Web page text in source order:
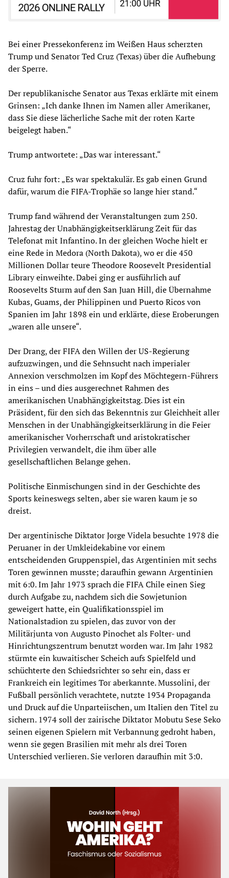
Bei einer Pressekonferenz im Weißen Haus scherzten
Trump und Senator Ted Cruz (Texas) über die Aufhebung
der Sperre.
Der republikanische Senator aus Texas erklärte mit einem
Grinsen: „Ich danke Ihnen im Namen aller Amerikaner,
dass Sie diese lächerliche Sache mit der roten Karte
beigelegt haben.“
Trump antwortete: „Das war interessant.“
Cruz fuhr fort: „Es war spektakulär. Es gab einen Grund
dafür, warum die FIFA-Trophäe so lange hier stand.“
Trump fand während der Veranstaltungen zum 250.
Jahrestag der Unabhängigkeitserklärung Zeit für das
Telefonat mit Infantino. In der gleichen Woche hielt er
eine Rede in Medora (North Dakota), wo er die 450
Millionen Dollar teure Theodore Roosevelt Presidential
Library einweihte. Dabei ging er ausführlich auf
Roosevelts Sturm auf den San Juan Hill, die Übernahme
Kubas, Guams, der Philippinen und Puerto Ricos von
Spanien im Jahr 1898 ein und erklärte, diese Eroberungen
„waren alle unsere“.
Der Drang, der FIFA den Willen der US-Regierung
aufzuzwingen, und die Sehnsucht nach imperialer
Annexion verschmolzen im Kopf des Möchtegern-Führers
in eins – und dies ausgerechnet Rahmen des
amerikanischen Unabhängigkeitstag. Dies ist ein
Präsident, für den sich das Bekenntnis zur Gleichheit aller
Menschen in der Unabhängigkeitserklärung in die Feier
amerikanischer Vorherrschaft und aristokratischer
Privilegien verwandelt, die ihm über alle
gesellschaftlichen Belange gehen.
Politische Einmischungen sind in der Geschichte des
Sports keineswegs selten, aber sie waren kaum je so
dreist.
Der argentinische Diktator Jorge Videla besuchte 1978 die
Peruaner in der Umkleidekabine vor einem
entscheidenden Gruppenspiel, das Argentinien mit sechs
Toren gewinnen musste; daraufhin gewann Argentinien
mit 6:0. Im Jahr 1973 sprach die FIFA Chile einen Sieg
durch Aufgabe zu, nachdem sich die Sowjetunion
geweigert hatte, ein Qualifikationsspiel im
Nationalstadion zu spielen, das zuvor von der
Militärjunta von Augusto Pinochet als Folter- und
Hinrichtungszentrum benutzt worden war. Im Jahr 1982
stürmte ein kuwaitischer Scheich aufs Spielfeld und
schüchterte den Schiedsrichter so sehr ein, dass er
Frankreich ein legitimes Tor aberkannte. Mussolini, der
Fußball persönlich verachtete, nutzte 1934 Propaganda
und Druck auf die Unparteiischen, um Italien den Titel zu
sichern. 1974 soll der zairische Diktator Mobutu Sese Seko
seinen eigenen Spielern mit Verbannung gedroht haben,
wenn sie gegen Brasilien mit mehr als drei Toren
Unterschied verlieren. Sie verloren daraufhin mit 3:0.